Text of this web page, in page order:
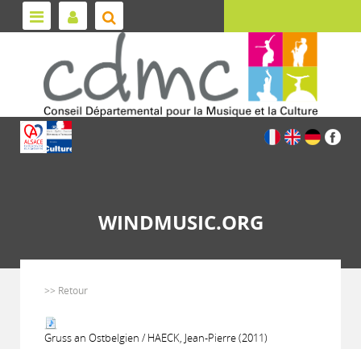
WINDMUSIC.ORG
>> Retour
Gruss an Ostbelgien / HAECK, Jean-Pierre (2011)